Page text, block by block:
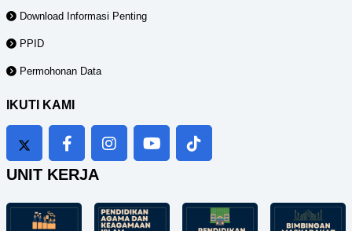
Download Informasi Penting
PPID
Permohonan Data
IKUTI KAMI
UNIT KERJA